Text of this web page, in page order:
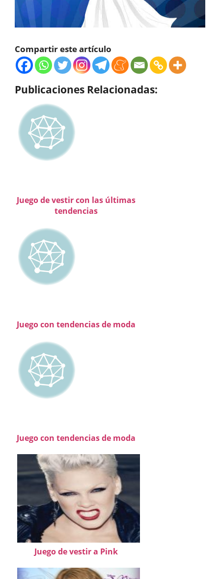
Compartir este artículo
Publicaciones Relacionadas:
Juego de vestir con las últimas
tendencias
Juego con tendencias de moda
Juego con tendencias de moda
Juego de vestir a Pink